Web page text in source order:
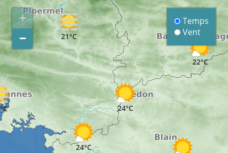
21°C
24°C
22°C
24°C
+
−
Temps
Vent